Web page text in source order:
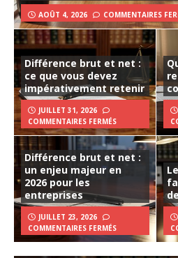
AOÛT 4, 2026 COMMENTAIRES
Différence brut et net :
ce que vous devez
impérativement retenir
JUILLET 31, 2026
COMMENTAIRES FERMÉS
Différence brut et net :
un enjeu majeur en
2026 pour les
entreprises
JUILLET 23, 2026
COMMENTAIRES FERMÉS